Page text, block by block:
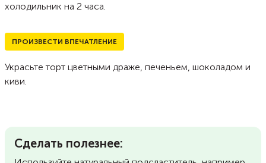
холодильник на 2 часа.
ПРОИЗВЕСТИ ВПЕЧАТЛЕНИЕ
Украсьте торт цветными драже, печеньем, шоколадом и
киви.
Сделать полезнее: